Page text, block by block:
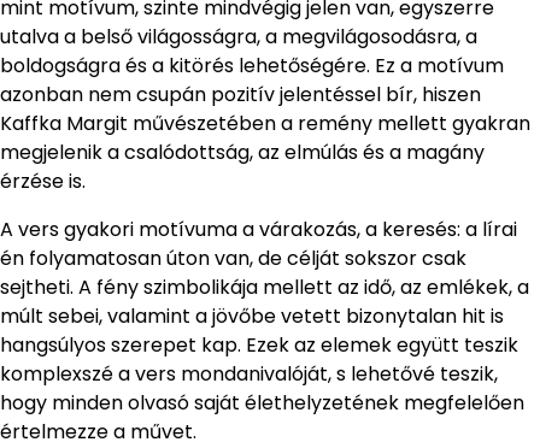
mint motívum, szinte mindvégig jelen van, egyszerre
utalva a belső világosságra, a megvilágosodásra, a
boldogságra és a kitörés lehetőségére. Ez a motívum
azonban nem csupán pozitív jelentéssel bír, hiszen
Kaffka Margit művészetében a remény mellett gyakran
megjelenik a csalódottság, az elmúlás és a magány
érzése is.
A vers gyakori motívuma a várakozás, a keresés: a lírai
én folyamatosan úton van, de célját sokszor csak
sejtheti. A fény szimbolikája mellett az idő, az emlékek, a
múlt sebei, valamint a jövőbe vetett bizonytalan hit is
hangsúlyos szerepet kap. Ezek az elemek együtt teszik
komplexszé a vers mondanivalóját, s lehetővé teszik,
hogy minden olvasó saját élethelyzetének megfelelően
értelmezze a művet.